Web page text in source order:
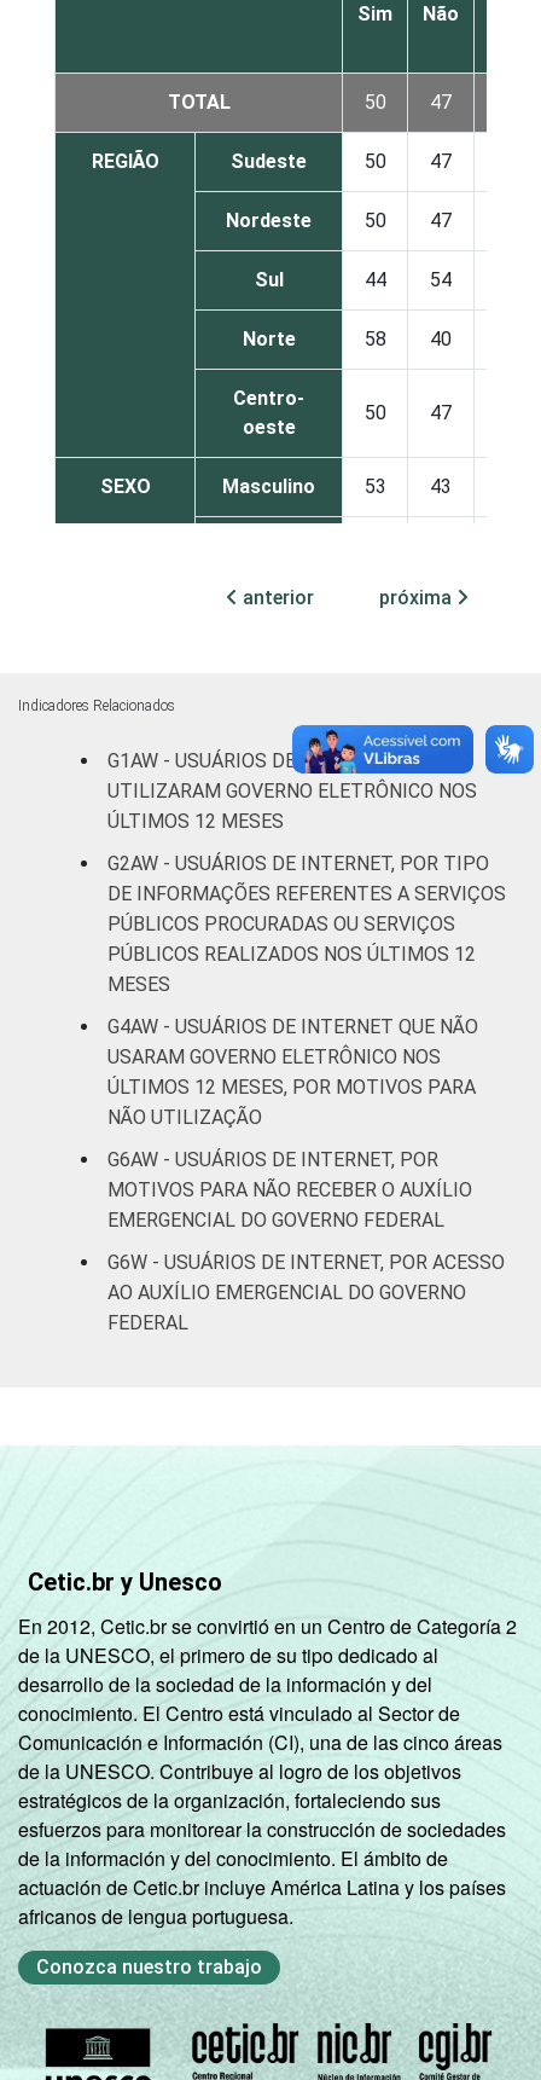
Sim Não
TOTAL 50 47
REGIÃO Sudeste 50 47
Nordeste 50 47
Sul 44 54
Norte 58 40
Centro-
oeste
50 47
SEXO Masculino 53 43
Até
Superior 56 43 1
FAIXA
De 16 a 24
De 25 a 34
anos
50 48
anos
De 45 a 59
anos
48 49
De 60 anos
ou mais
49 48
CLASSE
SOCIAL
AB 56 43
anterior próxima
Indicadores Relacionados
G1AW - USUÁRIOS DE INTERNET QUE
UTILIZARAM GOVERNO ELETRÔNICO NOS
ÚLTIMOS 12 MESES
G2AW - USUÁRIOS DE INTERNET, POR TIPO
DE INFORMAÇÕES REFERENTES A SERVIÇOS
PÚBLICOS PROCURADAS OU SERVIÇOS
PÚBLICOS REALIZADOS NOS ÚLTIMOS 12
MESES
G4AW - USUÁRIOS DE INTERNET QUE NÃO
USARAM GOVERNO ELETRÔNICO NOS
ÚLTIMOS 12 MESES, POR MOTIVOS PARA
NÃO UTILIZAÇÃO
G6AW - USUÁRIOS DE INTERNET, POR
MOTIVOS PARA NÃO RECEBER O AUXÍLIO
EMERGENCIAL DO GOVERNO FEDERAL
G6W - USUÁRIOS DE INTERNET, POR ACESSO
AO AUXÍLIO EMERGENCIAL DO GOVERNO
FEDERAL
Cetic.br y Unesco
En 2012, Cetic.br se convirtió en un Centro de Categoría 2
de la UNESCO, el primero de su tipo dedicado al
desarrollo de la sociedad de la información y del
conocimiento. El Centro está vinculado al Sector de
Comunicación e Información (CI), una de las cinco áreas
de la UNESCO. Contribuye al logro de los objetivos
estratégicos de la organización, fortaleciendo sus
esfuerzos para monitorear la construcción de sociedades
de la información y del conocimiento. El ámbito de
actuación de Cetic.br incluye América Latina y los países
africanos de lengua portuguesa.
Conozca nuestro trabajo